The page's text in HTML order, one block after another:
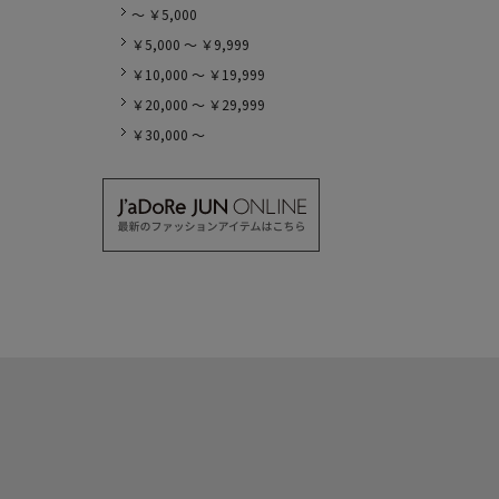
～ ￥5,000
￥5,000 ～ ￥9,999
￥10,000 ～ ￥19,999
￥20,000 ～ ￥29,999
￥30,000 ～